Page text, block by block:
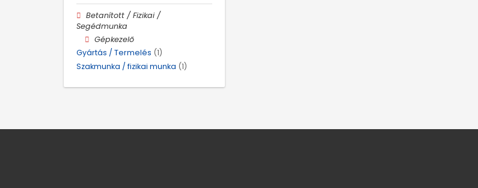
Betanított / Fizikai /
Segédmunka
Gépkezelő
Gyártás / Termelés (1)
Szakmunka / fizikai munka (1)